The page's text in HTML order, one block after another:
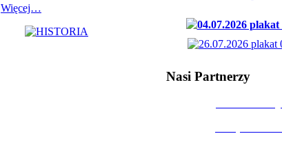
Więcej…
Nasi Partnerzy